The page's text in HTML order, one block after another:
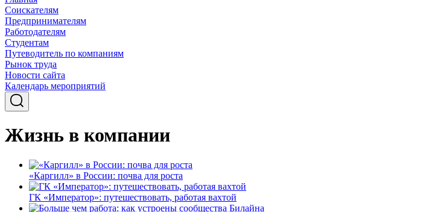
Соискателям
Предпринимателям
Работодателям
Студентам
Путеводитель по компаниям
Рынок труда
Новости сайта
Календарь мероприятий
Жизнь в компании
«Каргилл» в России: почва для роста
ГК «Император»: путешествовать, работая вахтой